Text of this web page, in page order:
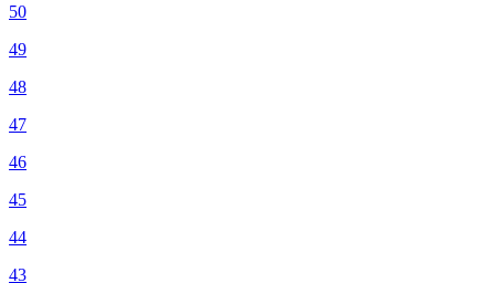
50
49
48
47
46
45
44
43